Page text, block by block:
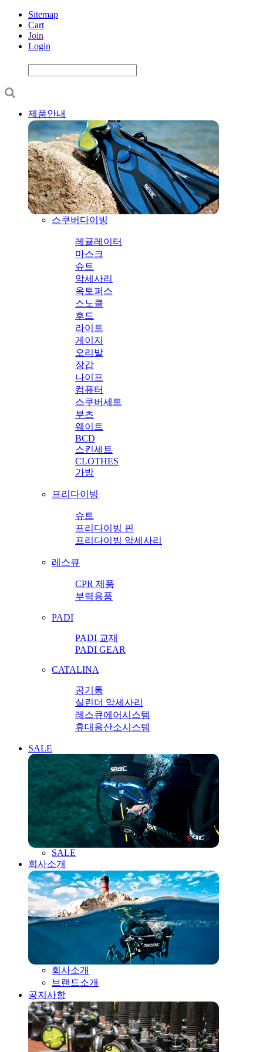
Sitemap
Cart
Join
Login
제품안내
스쿠버다이빙
레귤레이터
마스크
슈트
악세사리
옥토퍼스
스노클
후드
라이트
게이지
오리발
장갑
나이프
컴퓨터
스쿠버세트
부츠
웨이트
BCD
스킨세트
CLOTHES
가방
프리다이빙
슈트
프리다이빙 핀
프리다이빙 악세사리
레스큐
CPR 제품
부력용품
PADI
PADI 교재
PADI GEAR
CATALINA
공기통
실린더 악세사리
레스큐에어시스템
휴대용산소시스템
SALE
SALE
회사소개
회사소개
브랜드소개
공지사항